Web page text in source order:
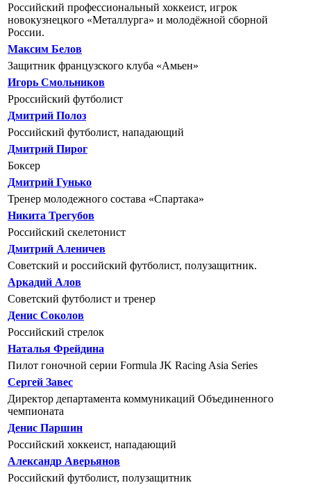
Российский профессиональный хоккеист, игрок
новокузнецкого «Металлурга» и молодёжной сборной
России.
Максим Белов
Защитник французского клуба «Амьен»
Игорь Смольников
Рроссийский футболист
Дмитрий Полоз
Российский футболист, нападающий
Дмитрий Пирог
Боксер
Дмитрий Гунько
Тренер молодежного состава «Спартака»
Никита Трегубов
Российский скелетонист
Дмитрий Аленичев
Советский и российский футболист, полузащитник.
Аркадий Алов
Советский футболист и тренер
Денис Соколов
Российский стрелок
Наталья Фрейдина
Пилот гоночной серии Formula JK Racing Asia Series
Сергей Завес
Директор департамента коммуникаций Объединенного
чемпионата
Денис Паршин
Российский хоккеист, нападающий
Александр Аверьянов
Российский футболист, полузащитник